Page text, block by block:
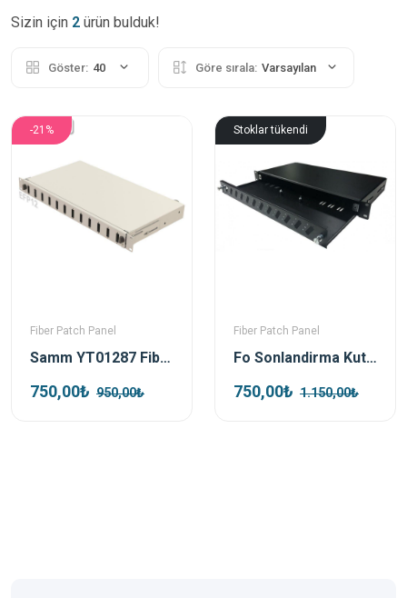
Sizin için 2 ürün bulduk!
Göster: 40 Göre sırala: Varsayılan
-21%
Fiber Patch Panel
Samm YT01287 Fiber Patch Panel Mechanical Sliding, 12 Port Duplex
750,00₺ 950,00₺
Stoklar tükendi
Fiber Patch Panel
Fo Sonlandirma Kutusu 12 Port Dublex Sc Fiber Patch Panel
750,00₺ 1.150,00₺